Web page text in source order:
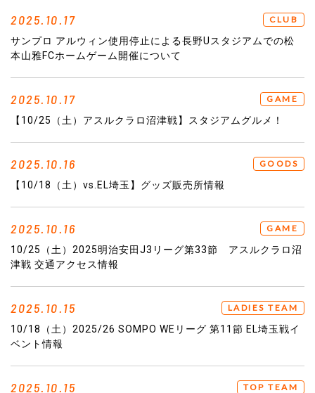
2025.10.17 CLUB
サンプロ アルウィン使用停止による長野Uスタジアムでの松
本山雅FCホームゲーム開催について
2025.10.17 GAME
【10/25（土）アスルクラロ沼津戦】スタジアムグルメ！
2025.10.16 GOODS
【10/18（土）vs.EL埼玉】グッズ販売所情報
2025.10.16 GAME
10/25（土）2025明治安田J3リーグ第33節 アスルクラロ沼
津戦 交通アクセス情報
2025.10.15 LADIES TEAM
10/18（土）2025/26 SOMPO WEリーグ 第11節 EL埼玉戦イ
ベント情報
2025.10.15 TOP TEAM